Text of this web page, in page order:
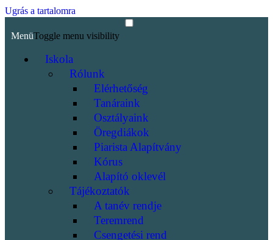
Ugrás a tartalomra
MenüToggle menu visibility
Iskola
Rólunk
Elérhetőség
Tanáraink
Osztályaink
Öregdiákok
Piarista Alapítvány
Kórus
Alapító oklevél
Tájékoztatók
A tanév rendje
Teremrend
Csengetési rend